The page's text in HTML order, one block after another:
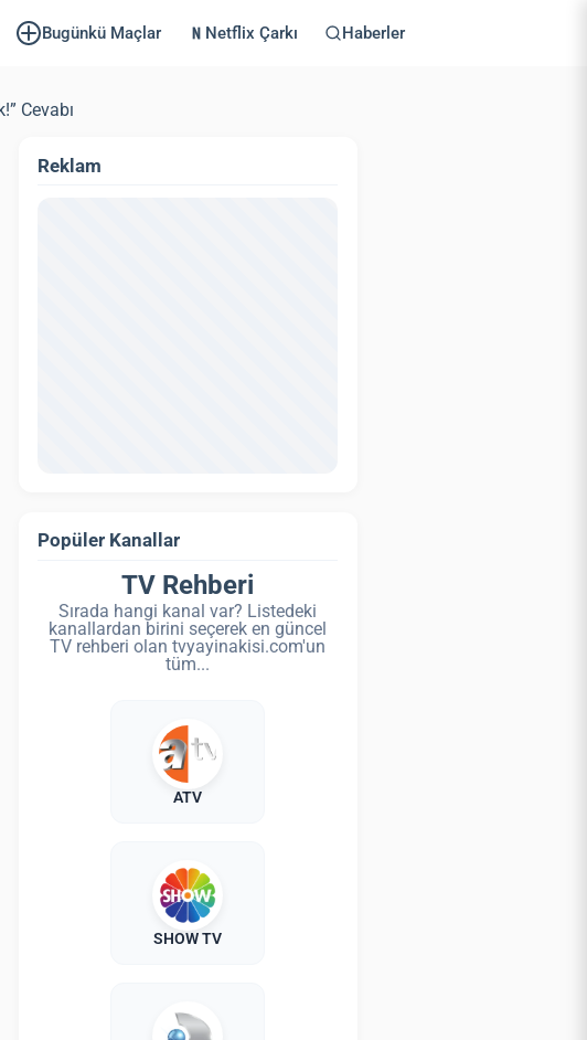
Bugünkü Maçlar Netflix Çarkı Haberler
Cevabı
Reklam
Popüler Kanallar
TV Rehberi
Sırada hangi kanal var? Listedeki
kanallardan birini seçerek en güncel
TV rehberi olan tvyayinakisi.com'un
tüm...
ATV
SHOW TV